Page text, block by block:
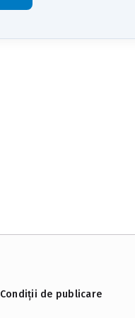
Condiții de publicare